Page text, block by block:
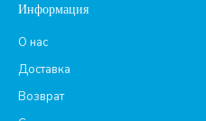
Информация
О нас
Доставка
Возврат